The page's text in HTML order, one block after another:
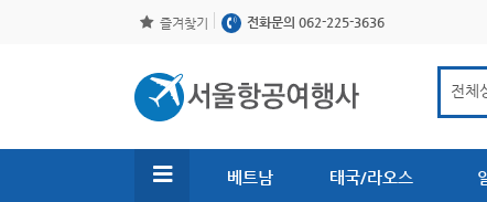
즐겨찾기 전화문의 062-225-3636
베트남 태국/라오스